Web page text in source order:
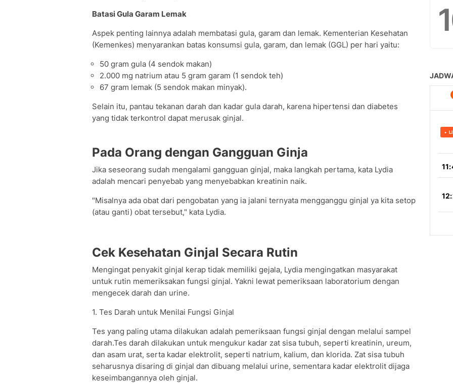
Batasi Gula Garam Lemak
Aspek penting lainnya adalah membatasi gula, garam dan lemak. Kementerian Kesehatan
(Kemenkes) menyarankan batas konsumsi gula, garam, dan lemak (GGL) per hari yaitu:
50 gram gula (4 sendok makan)
2.000 mg natrium atau 5 gram garam (1 sendok teh)
67 gram lemak (5 sendok makan minyak).
Selain itu, pantau tekanan darah dan kadar gula darah, karena hipertensi dan diabetes
yang tidak terkontrol dapat merusak ginjal.
Pada Orang dengan Gangguan Ginja
Jika seseorang sudah mengalami gangguan ginjal, maka langkah pertama, kata Lydia
adalah mencari penyebab yang menyebabkan kreatinin naik.
"Misalnya ada obat dari pengobatan yang ia jalani ternyata mengganggu ginjal ya kita setop
(atau ganti) obat tersebut," kata Lydia.
Cek Kesehatan Ginjal Secara Rutin
Mengingat penyakit ginjal kerap tidak memiliki gejala, Lydia mengingatkan masyarakat
untuk rutin memeriksakan fungsi ginjal. Yakni lewat pemeriksaan laboratorium dengan
mengecek darah dan urine.
1. Tes Darah untuk Menilai Fungsi Ginjal
Tes yang paling utama dilakukan adalah pemeriksaan fungsi ginjal dengan melalui sampel
darah.Tes darah dilakukan untuk mengukur kadar zat sisa tubuh, seperti kreatinin, ureum,
dan asam urat, serta kadar elektrolit, seperti natrium, kalium, dan klorida. Zat sisa tubuh
seharusnya disaring di ginjal dan dibuang melalui urine, sementara kadar elektrolit dijaga
keseimbangannya oleh ginjal.